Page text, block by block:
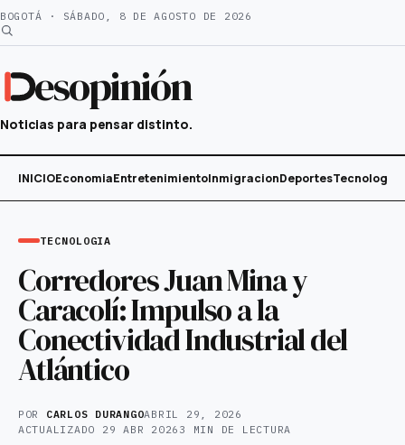
Saltar
al
BOGOTÁ · SÁBADO, 8 DE AGOSTO DE 2026
esopinión
Noticias para pensar distinto.
INICIOEconomiaEntretenimientoInmigracionDeportesTecnología
TECNOLOGIA
Corredores Juan Mina y
Caracolí: Impulso a la
Conectividad Industrial del
Atlántico
POR CARLOS DURANGOABRIL 29, 2026
ACTUALIZADO 29 ABR 2026 3 MIN DE LECTURA